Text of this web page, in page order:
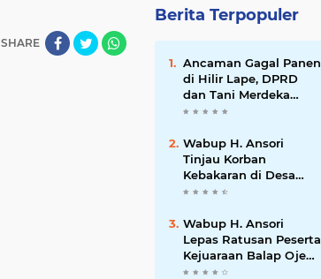
SHARE
Berita Terpopuler
Ancaman Gagal Panen
di Hilir Lape, DPRD
dan Tani Merdeka
Dorong Perbaikan
Wabup H. Ansori
Tinjau Korban
Kebakaran di Desa
Kerekeh, Ajak
Tingkatkan
Kewaspadaan
terhadap Instalasi
Listrik
Wabup H. Ansori
Lepas Ratusan Peserta
Kejuaraan Balap Ojek
Gabah di Maronge,